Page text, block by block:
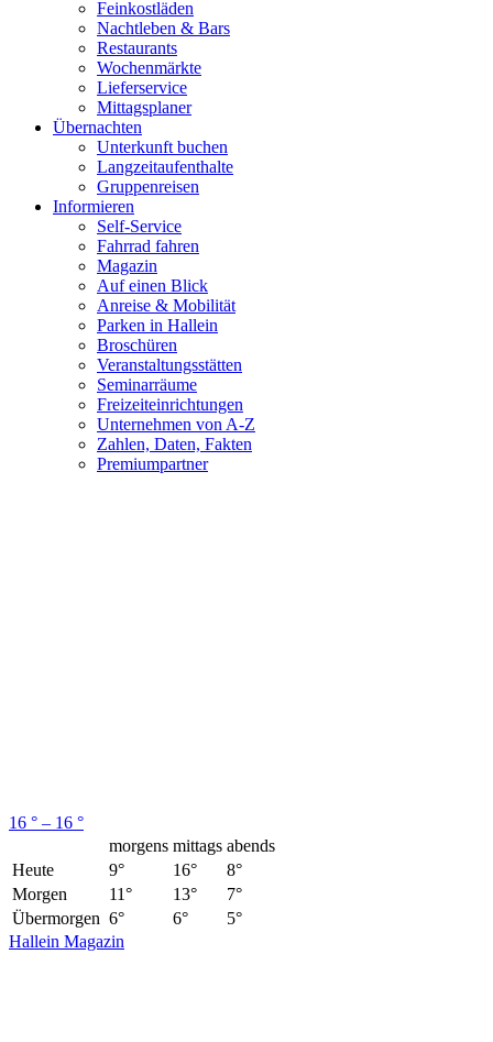
Feinkostläden
Nachtleben & Bars
Restaurants
Wochenmärkte
Lieferservice
Mittagsplaner
Übernachten
Unterkunft buchen
Langzeitaufenthalte
Gruppenreisen
Informieren
Self-Service
Fahrrad fahren
Magazin
Auf einen Blick
Anreise & Mobilität
Parken in Hallein
Broschüren
Veranstaltungsstätten
Seminarräume
Freizeiteinrichtungen
Unternehmen von A-Z
Zahlen, Daten, Fakten
Premiumpartner
16 ° – 16 °
morgens mittags abends
Heute
9° 16°
8°
Morgen
11° 13°
7°
Übermorgen 6° 6°
5°
Hallein Magazin